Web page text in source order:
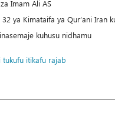
Imam Ali AS
ya Kimataifa ya Qur’ani Iran
kuhusu nidhamu
tukufu itikafu rajab